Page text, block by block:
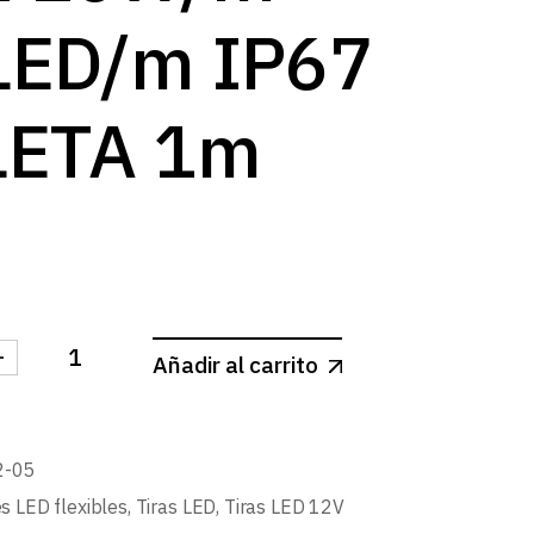
m IP67
1m
12V NEON FLEX 10W/m 120LED/m IP67 VIOLETA 1m
Añadir al carrito
05
LED flexibles, Tiras LED, Tiras LED 12V